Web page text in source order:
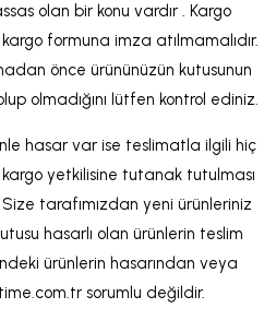
olan bir konu vardır . Kargo
formuna imza atılmamalıdır.
önce ürününüzün kutusunun
olmadığını lütfen kontrol ediniz.
hasar var ise teslimatla ilgili hiç
yetkilisine tutanak tutulması
tarafımızdan yeni ürünleriniz
hasarlı olan ürünlerin teslim
ürünlerin hasarından veya
sorumlu değildir.